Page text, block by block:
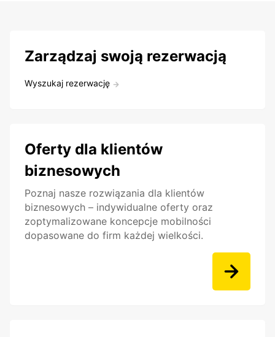
Zarządzaj swoją rezerwacją
Wyszukaj rezerwację
Oferty dla klientów
biznesowych
Poznaj nasze rozwiązania dla klientów
biznesowych – indywidualne oferty oraz
zoptymalizowane koncepcje mobilności
dopasowane do firm każdej wielkości.